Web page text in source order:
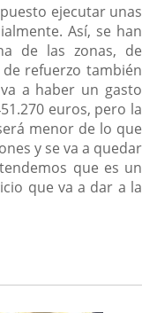
ejecutar unas
Así, se han
de las zonas, de
refuerzo también
a haber un gasto
euros, pero la
menor de lo que
y se va a quedar
que es un
que va a dar a la